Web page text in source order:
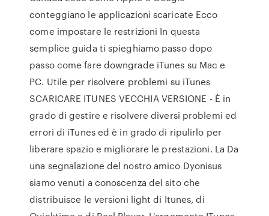
conteggiano le applicazioni scaricate Ecco
come impostare le restrizioni In questa
semplice guida ti spieghiamo passo dopo
passo come fare downgrade iTunes su Mac e
PC. Utile per risolvere problemi su iTunes
SCARICARE ITUNES VECCHIA VERSIONE - È in
grado di gestire e risolvere diversi problemi ed
errori di iTunes ed è in grado di ripulirlo per
liberare spazio e migliorare le prestazioni. La Da
una segnalazione del nostro amico Dyonisus
siamo venuti a conoscenza del sito che
distribuisce le versioni light di Itunes, di